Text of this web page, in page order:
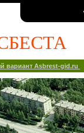
вариант Asbrest-gid.ru